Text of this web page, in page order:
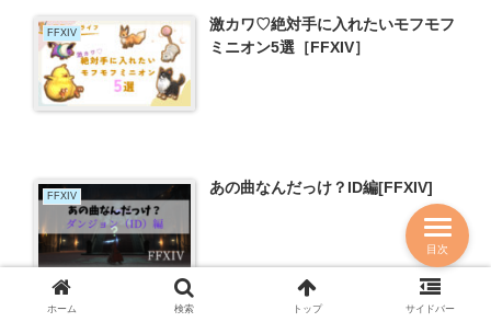
FFXIV
激カワ♡絶対手に入れたいモフモフ
ミニオン5選［FFXIV］
FFXIV あの曲なんだっけ？ID編[FFXIV]
ホーム 検索 トップ サイドバー
目次